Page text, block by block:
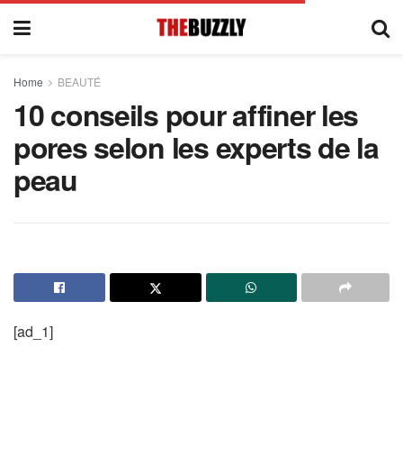
Home BEAUTÉ
10 conseils pour affiner les
pores selon les experts de la
peau
[ad_1]